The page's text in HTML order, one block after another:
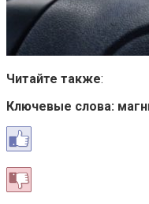
Читайте также:
Ключевые слова: